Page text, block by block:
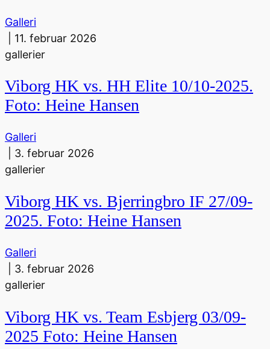
Galleri
11. februar 2026
gallerier
Viborg HK vs. HH Elite 10/10-2025.
Foto: Heine Hansen
Galleri
3. februar 2026
gallerier
Viborg HK vs. Bjerringbro IF 27/09-
2025. Foto: Heine Hansen
Galleri
3. februar 2026
gallerier
Viborg HK vs. Team Esbjerg 03/09-
2025 Foto: Heine Hansen